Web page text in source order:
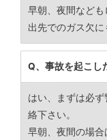
早朝、夜間なども
出先でのガス欠に
Q、事故を起こし
はい、まずは必
絡下さい。
早朝、夜間の場